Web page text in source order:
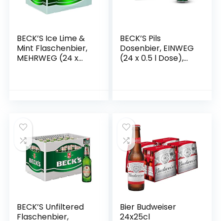
BECK’S Ice Lime &
Mint Flaschenbier,
MEHRWEG (24 x
BECK’S Pils
Dosenbier, EINWEG
(24 x 0.5 l Dose),
BECK’S Unfiltered
Flaschenbier,
Bier Budweiser
24x25cl